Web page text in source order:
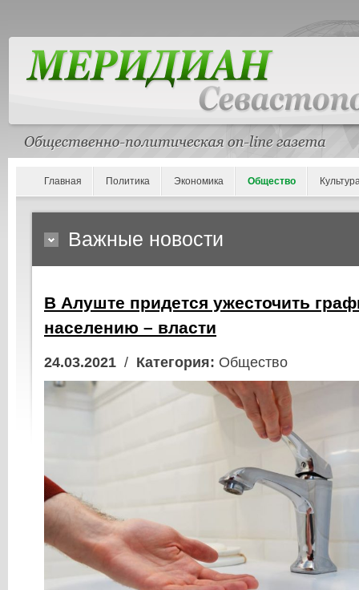
Главная Политика Экономика Общество
Важные новости
В Алуште придется ужесточить
населению – власти
24.03.2021 / Категория: Общество